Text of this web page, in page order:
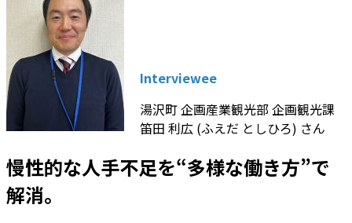
Interviewee
湯沢町 企画産業観光部 企画観光課
笛田 利広 (ふえだ としひろ) さん
慢性的な人手不足を“多様な働き方”で
解消。